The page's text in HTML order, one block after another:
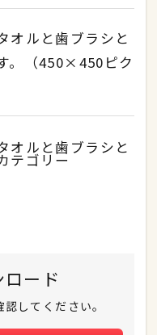
オルと歯ブラシと
。（450×450ピク
オルと歯ブラシと
テゴリー
ード
認してください。